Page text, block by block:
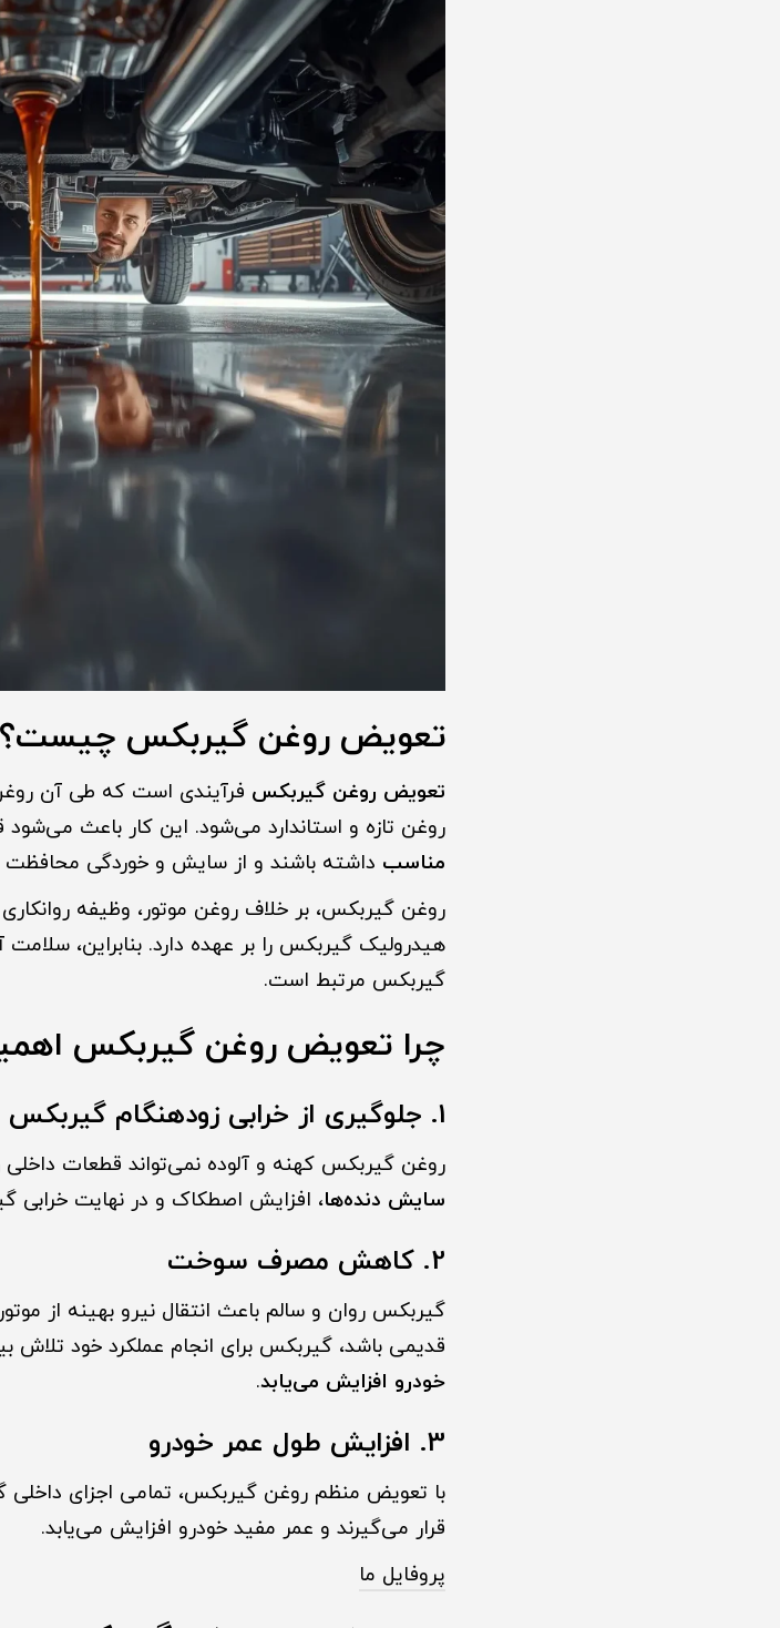
تعویض روغن گیربکس چیست؟
تعویض روغن گیربکس فرآیندی است که طی آن
روغن تازه و استاندارد می‌شود. این کار باعث
مناسب داشته باشند و از سایش و خوردگی محافظت
روغن گیربکس، بر خلاف روغن موتور، وظیفه
هیدرولیک گیربکس را بر عهده دارد. بنابراین،
گیربکس مرتبط است.
چرا تعویض روغن گیربکس
1. جلوگیری از خرابی زودهنگام گیربکس
روغن گیربکس کهنه و آلوده نمی‌تواند قطعات داخلی
سایش دنده‌ها، افزایش اصطکاک و در نهایت
2. کاهش مصرف سوخت
گیربکس روان و سالم باعث انتقال نیرو بهینه از
قدیمی باشد، گیربکس برای انجام عملکرد خود
خودرو افزایش می‌یابد.
3. افزایش طول عمر خودرو
با تعویض منظم روغن گیربکس، تمامی اجزای
قرار می‌گیرند و عمر مفید خودرو افزایش می‌یابد.
پروفایل ما